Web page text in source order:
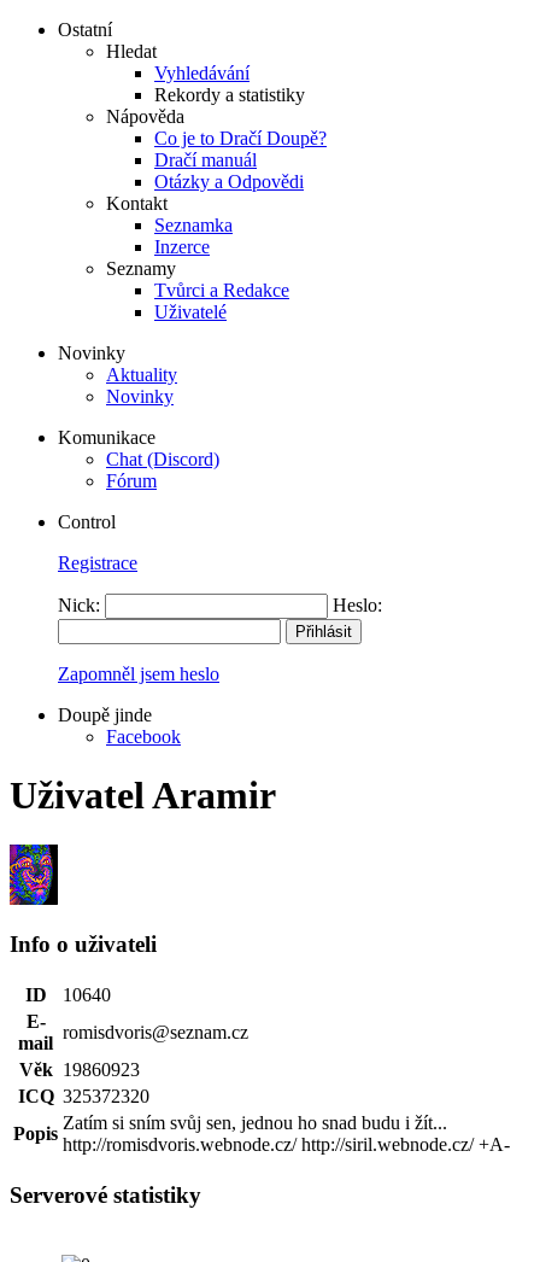
Ostatní
Hledat
Vyhledávání
Rekordy a statistiky
Nápověda
Co je to Dračí Doupě?
Dračí manuál
Otázky a Odpovědi
Kontakt
Seznamka
Inzerce
Seznamy
Tvůrci a Redakce
Uživatelé
Novinky
Aktuality
Novinky
Komunikace
Chat (Discord)
Fórum
Control
Registrace
Nick: Heslo:
Zapomněl jsem heslo
Doupě jinde
Facebook
Uživatel Aramir
Info o uživateli
ID
10640
E-
mail
romisdvoris@seznam.cz
Věk 19860923
ICQ 325372320
Popis
Zatím si sním svůj sen, jednou ho snad budu i žít...
http://romisdvoris.webnode.cz/ http://siril.webnode.cz/ +A-
Serverové statistiky